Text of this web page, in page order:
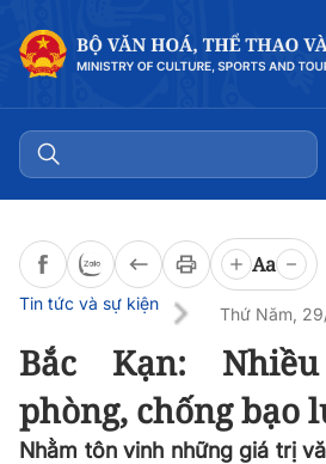
Aa
Tin tức và sự kiện
Thứ Năm,
Bắc Kạn:
phòng, chống bạo
Nhằm tôn vinh những giá trị
Đọc bài